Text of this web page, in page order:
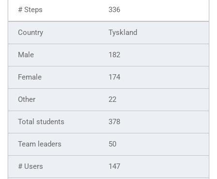
336
Tyskland
182
174
22
378
50
147